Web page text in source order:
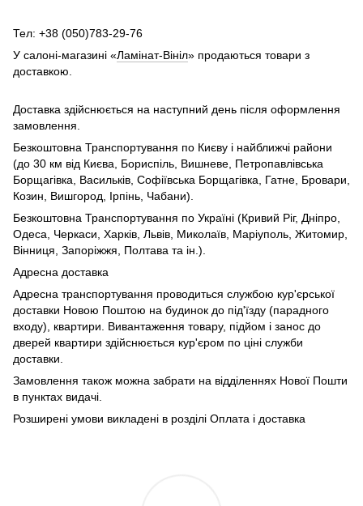
Тел: +38 (050)783-29-76
У салоні-магазині «Ламінат-Вініл» продаються товари з
доставкою.
Доставка здійснюється на наступний день після оформлення
замовлення.
Безкоштовна Транспортування по Києву і найближчі райони
(до 30 км від Києва, Бориспіль, Вишневе, Петропавлівська
Борщагівка, Васильків, Софіївська Борщагівка, Гатне, Бровари,
Козин, Вишгород, Ірпінь, Чабани).
Безкоштовна Транспортування по Україні (Кривий Ріг, Дніпро,
Одеса, Черкаси, Харків, Львів, Миколаїв, Маріуполь, Житомир,
Вінниця, Запоріжжя, Полтава та ін.).
Адресна доставка
Адресна транспортування проводиться службою кур'єрської
доставки Новою Поштою на будинок до під'їзду (парадного
входу), квартири. Вивантаження товару, підйом і занос до
дверей квартири здійснюється кур'єром по ціні служби
доставки.
Замовлення також можна забрати на відділеннях Нової Пошти
в пунктах видачі.
Розширені умови викладені в розділі Оплата і доставка